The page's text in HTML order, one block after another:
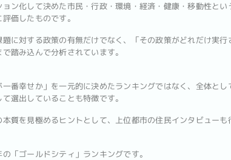
ョン化して決めた市民・行政・環境・経済・健康・移動性と
価したものです。
題に対する政策の有無だけでなく、「その政策がどれだけ実
踏み込んで分析されています。
一番幸せか」を一元的に決めたランキングではなく、全体と
選出していることも特徴です。
質を見極めるヒントとして、上位都市の住民インタビューも
「ゴールドシティ」ランキングです。